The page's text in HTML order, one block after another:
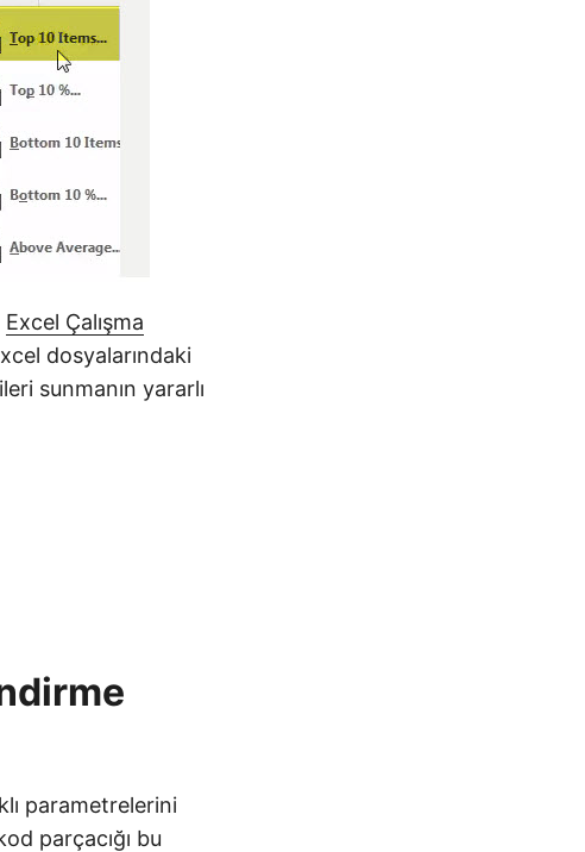
Excel Çalışma
dosyalarındaki
sunmanın yararlı
parametrelerini
parçacığı bu